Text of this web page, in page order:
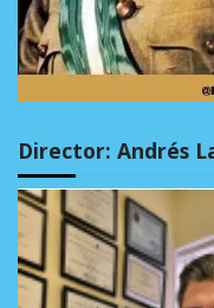
Director: Andrés